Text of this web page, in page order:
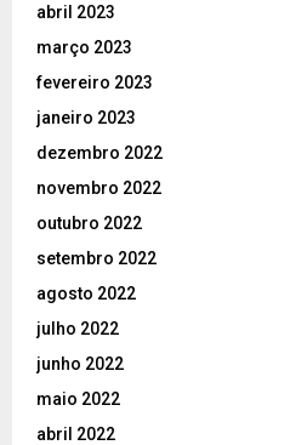
abril 2023
março 2023
fevereiro 2023
janeiro 2023
dezembro 2022
novembro 2022
outubro 2022
setembro 2022
agosto 2022
julho 2022
junho 2022
maio 2022
abril 2022